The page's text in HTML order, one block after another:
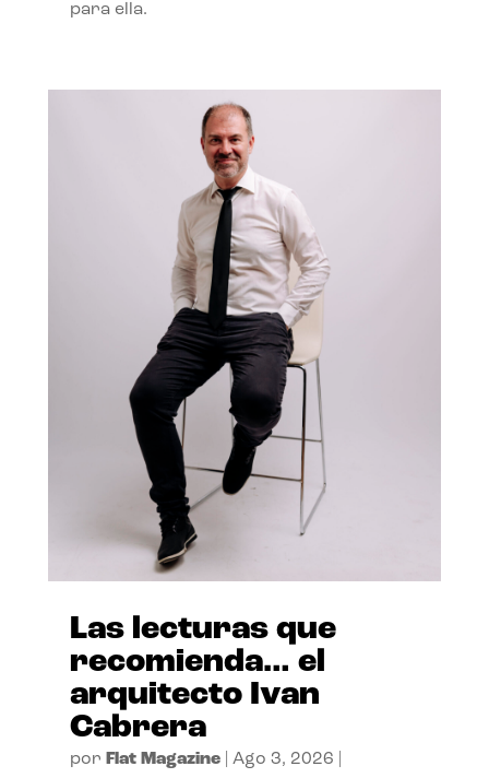
para ella.
Las lecturas que
recomienda… el
arquitecto Ivan
Cabrera
por Flat Magazine| Ago 3, 2026